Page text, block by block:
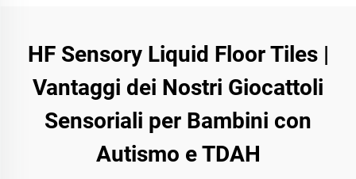
HF Sensory Liquid Floor Tiles |
Vantaggi dei Nostri Giocattoli
Sensoriali per Bambini con
Autismo e TDAH